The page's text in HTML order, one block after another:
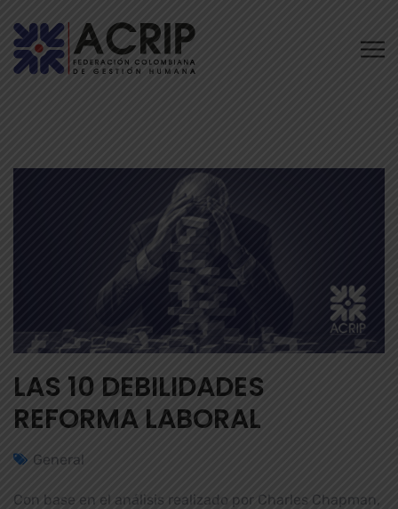
LAS 10 DEBILIDADES
REFORMA LABORAL
General
Con base en el análisis realizado por Charles Chapman,